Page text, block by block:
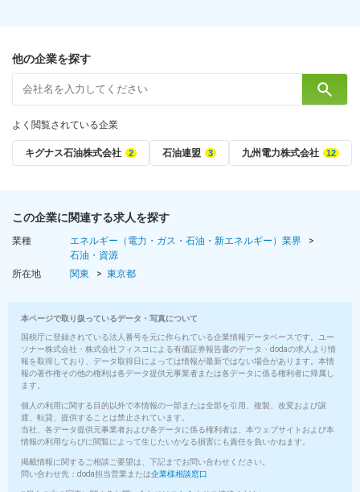
他の企業を探す
よく閲覧されている企業
キグナス石油株式会社 石油連盟 九州電力株式会社
この企業に関連する求人を探す
業種
エネルギー（電力・ガス・石油・新エネルギー）業界
石油・資源
所在地
関東 東京都
本ページで取り扱っているデータ・写真について
国税庁に登録されている法人番号を元に作られている企業情報データベースです。ユー
ソナー株式会社・株式会社フィスコによる有価証券報告書のデータ・dodaの求人より情
報を取得しており、データ取得日によっては情報が最新ではない場合があります。本情
報の著作権その他の権利は各データ提供元事業者または各データに係る権利者に帰属し
ます。
個人の利用に関する目的以外で本情報の一部または全部を引用、複製、改変および譲
渡、転貸、提供することは禁止されています。
当社、各データ提供元事業者および各データに係る権利者は、本ウェブサイトおよび本
情報の利用ならびに閲覧によって生じたいかなる損害にも責任を負いかねます。
掲載情報に関するご相談ご要望は、下記までお問い合わせください。
問い合わせ先：doda担当営業または企業様相談窓口